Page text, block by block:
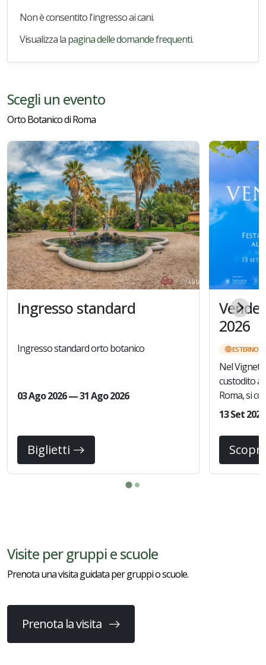
Non è consentito l'ingresso ai cani.
Visualizza lapagina delle domande frequenti.
Scegli un evento
Orto Botanico di Roma
Ingresso standard
Ingresso standard orto botanico
03 Ago 2026 — 31 Ago 2026
Biglietti
2026
ESTERNO
Nel
custodito
Roma, si
13 Set
Visite per gruppi e scuole
Prenota una visita guidata per gruppi o scuole.
Prenota la visita